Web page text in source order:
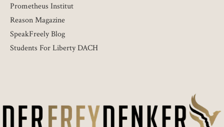
Prometheus Institut
Reason Magazine
SpeakFreely Blog
Students For Liberty DACH